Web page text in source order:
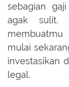
sebagian
agak sulit.
membuatmu
mulai
investasikan
legal.